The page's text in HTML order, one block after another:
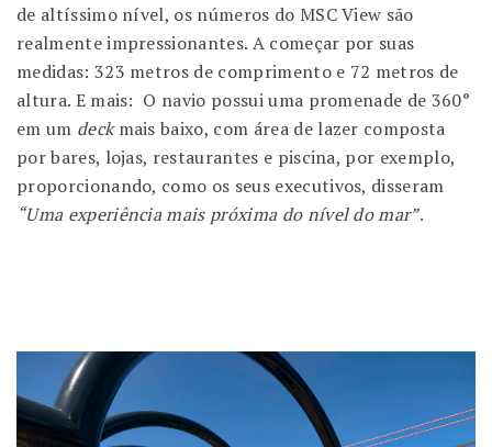
de altíssimo nível, os números do MSC View são
realmente impressionantes. A começar por suas
medidas: 323 metros de comprimento e 72 metros de
altura. E mais: O navio possui uma promenade de 360°
em um deckmais baixo, com área de lazer composta
por bares, lojas, restaurantes e piscina, por exemplo,
proporcionando, como os seus executivos, disseram
“Uma experiência mais próxima do nível do mar”.